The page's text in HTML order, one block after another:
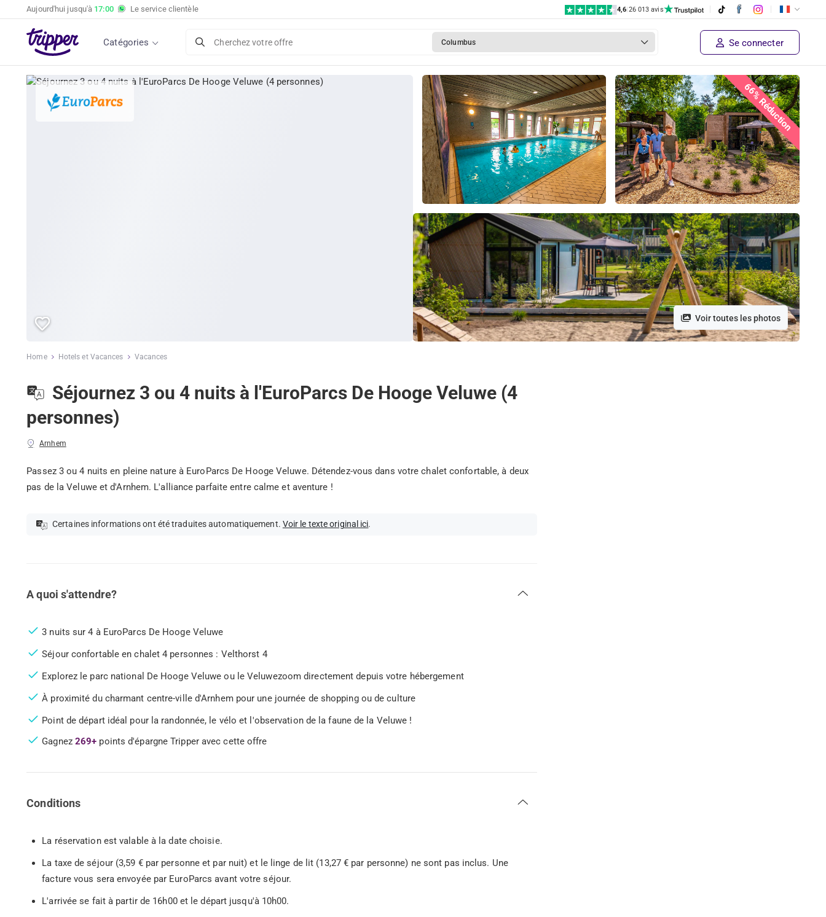
Aujourd'hui jusqu'à 17:00 Le service clientèle 4,6|26 013 avis
Catégories Cherchez votre offre Columbus Se connecter
66% Réduction
Voir toutes les photos
Séjournez 3 ou 4 nuits à l'EuroParcs De Hooge Veluwe (4
personnes)
Prix ​​du fournisseur € 782
Achetez l'offre !
Home Hotels et Vacances Vacances
Séjournez 3 ou 4 nuits à l'EuroParcs De Hooge Veluwe (4
personnes)
Arnhem
Passez 3 ou 4 nuits en pleine nature à EuroParcs De Hooge Veluwe. Détendez-vous dans votre chalet confortable, à deux
pas de la Veluwe et d'Arnhem. L'alliance parfaite entre calme et aventure !
Certaines informations ont été traduites automatiquement. Voir le texte original ici.
A quoi s'attendre?
3 nuits sur 4 à EuroParcs De Hooge Veluwe
Séjour confortable en chalet 4 personnes : Velthorst 4
Explorez le parc national De Hooge Veluwe ou le Veluwezoom directement depuis votre hébergement
À proximité du charmant centre-ville d'Arnhem pour une journée de shopping ou de culture
Point de départ idéal pour la randonnée, le vélo et l'observation de la faune de la Veluwe !
Gagnez 269+ points d'épargne Tripper avec cette offre
Conditions
La réservation est valable à la date choisie.
La taxe de séjour (3,59 € par personne et par nuit) et le linge de lit (13,27 € par personne) ne sont pas inclus. Une
facture vous sera envoyée par EuroParcs avant votre séjour.
L'arrivée se fait à partir de 16h00 et le départ jusqu'à 10h00.